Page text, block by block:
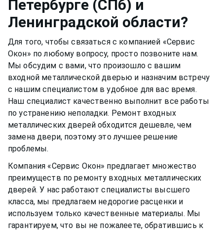
Петербурге (СПб) и
Ленинградской области?
Для того, чтобы связаться с компанией «Сервис
Окон» по любому вопросу, просто позвоните нам.
Мы обсудим с вами, что произошло с вашим
входной металлической дверью и назначим встречу
с нашим специалистом в удобное для вас время.
Наш специалист качественно выполнит все работы
по устранению неполадки. Ремонт входных
металлических дверей обходится дешевле, чем
замена двери, поэтому это лучшее решение
проблемы.
Компания «Сервис Окон» предлагает множество
преимуществ по ремонту входных металлических
дверей. У нас работают специалисты высшего
класса, мы предлагаем недорогие расценки и
используем только качественные материалы. Мы
гарантируем, что вы не пожалеете, обратившись к